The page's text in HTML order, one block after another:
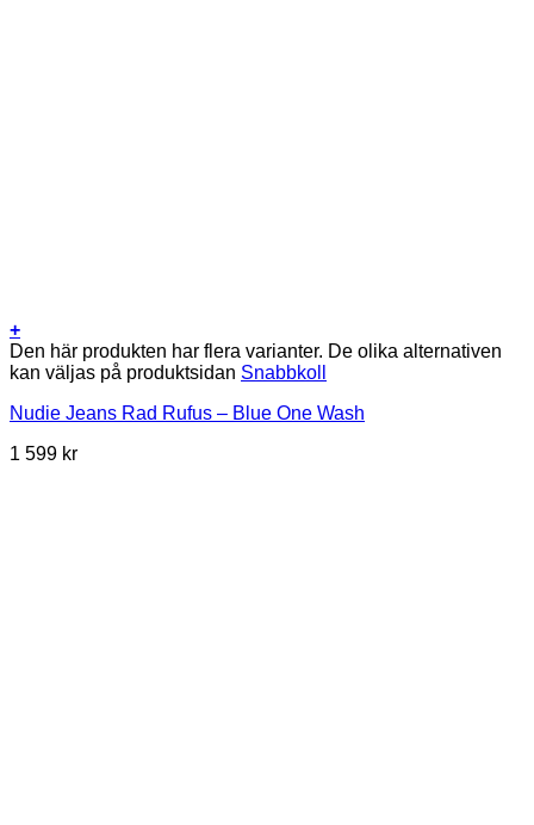
+
Den här produkten har flera varianter. De olika alternativen
kan väljas på produktsidan Snabbkoll
Nudie Jeans Rad Rufus – Blue One Wash
1 599 kr